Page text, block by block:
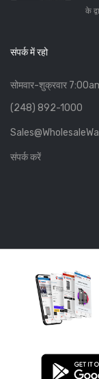
के
संपर्क में रहो
सोमवार-शुक्रवार
(248) 892-1000
संपर्क करें